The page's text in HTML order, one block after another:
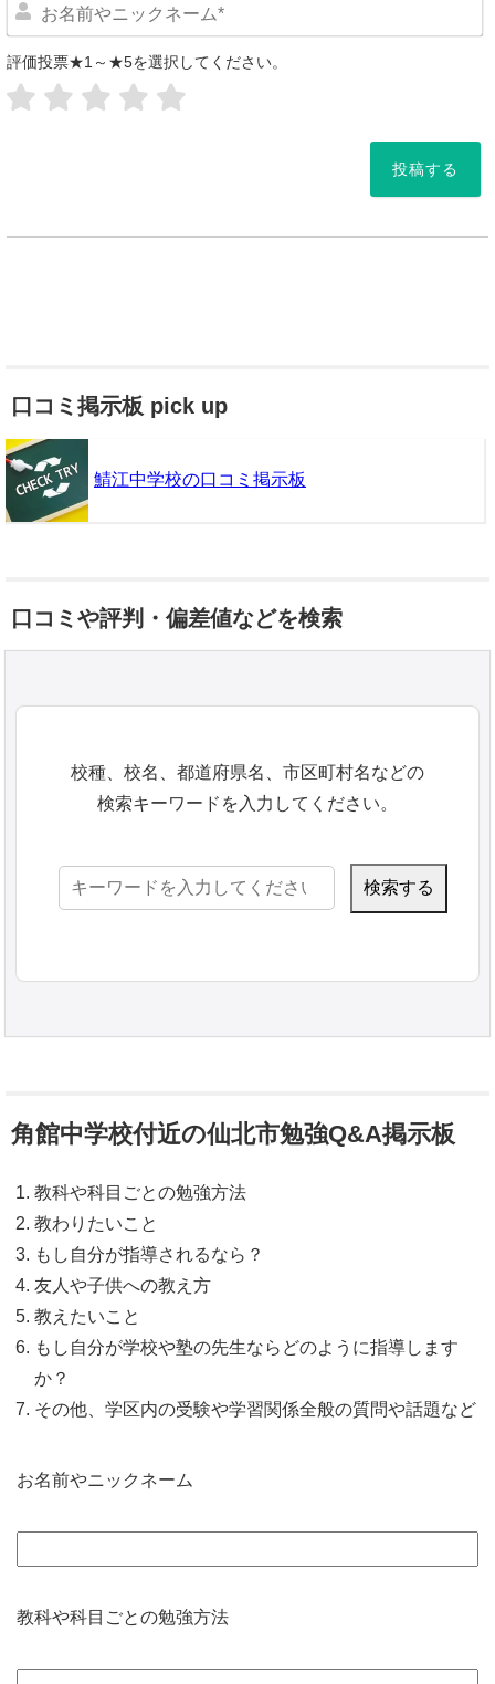
評価投票★1～★5を選択してください。
口コミ掲示板 pick up
鯖江中学校の口コミ掲示板
口コミや評判・偏差値などを検索
校種、校名、都道府県名、市区町村名などの
検索キーワードを入力してください。
検
角館中学校付近の仙北市勉強Q&A掲示板
教科や科目ごとの勉強方法
教わりたいこと
もし自分が指導されるなら？
友人や子供への教え方
教えたいこと
もし自分が学校や塾の先生ならどのように指導します
か？
その他、学区内の受験や学習関係全般の質問や話題など
お名前やニックネーム
教科や科目ごとの勉強方法